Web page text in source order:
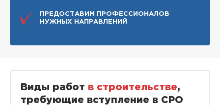
ПРЕДОСТАВИМ ПРОФЕССИОНАЛОВ
НУЖНЫХ НАПРАВЛЕНИЙ
Виды работ в строительстве,
требующие вступление в СРО